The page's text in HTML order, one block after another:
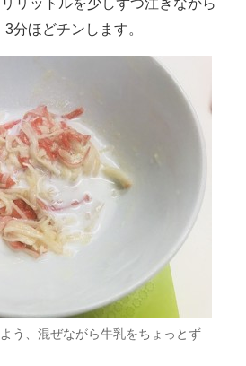
リットルを少しずつ注ぎながら
分ほどチンします。
う、混ぜながら牛乳をちょっとず